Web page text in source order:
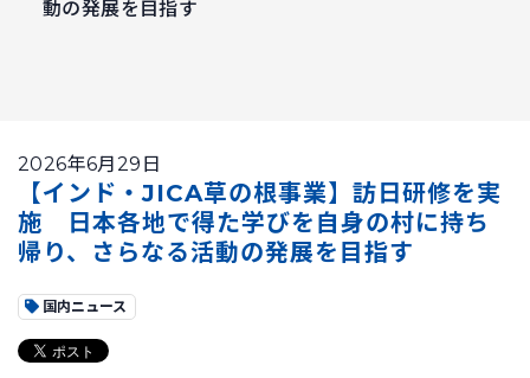
動の発展を目指す
2026年6月29日
【インド・JICA草の根事業】訪日研修を実
施 日本各地で得た学びを自身の村に持ち
帰り、さらなる活動の発展を目指す
国内ニュース